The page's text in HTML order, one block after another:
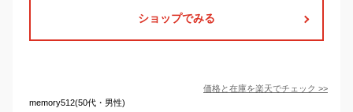
ショップでみる
価格と在庫を楽天でチェック >>
memory512(50代・男性)